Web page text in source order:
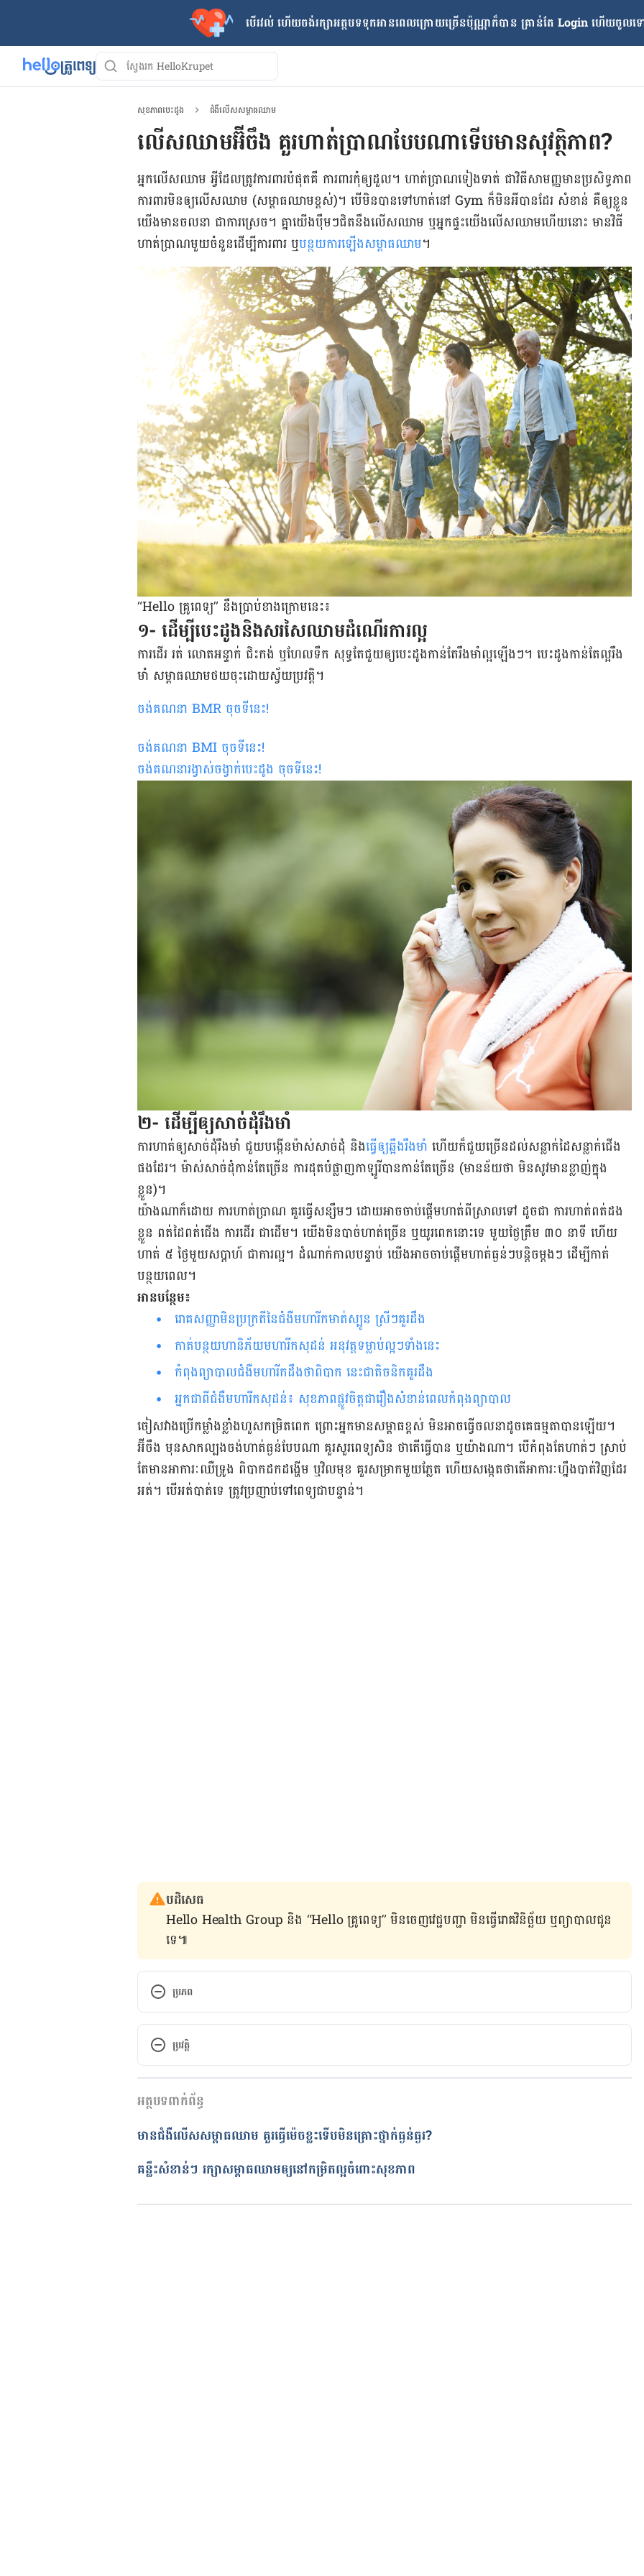
បើរវល់ ហើយចង់​រក្សាអត្ថបទទុកអានពេលក្រោយ​ច្រើនប៉ុណ្ណាក៏បាន គ្រាន់តែ​ Login ហើយចូលទ
សុខភាពបេះដូង ជំងឺលើសសម្ពាធឈាម
លើស​ឈាម​អ៊ីចឹង គួរ​ហាត់​ប្រាណ​បែប​ណា​ទើបមាន​សុវត្ថិភាព?
អ្នកលើស​ឈាម អ្វី​ដែល​ត្រូវ​ការពារ​បំផុត​គឺ ការពារ​កុំ​ឲ្យ​ដួល។ ហាត់​ប្រាណ​ទៀង​ទាត់ ជា​វិធី​សាមញ្ញ​មាន​ប្រសិទ្ធ​ភាព​
ការពារ​មិន​ឲ្យ​លើស​ឈាម (សម្ពាធ​ឈាម​ខ្ពស់)។ បើ​មិន​បាន​ទៅ​ហាត់​នៅ Gym ក៏​មិន​អី​បាន​ដែរ សំខាន់ គឺ​ឲ្យ​ខ្លួន​
យើង​មាន​ចលនា ជា​ការ​ស្រេច។ គ្នាយើង​ប៉ឹមៗ​ជិត​នឹង​លើស​ឈាម ឬ​អ្នក​ផ្ទះ​យើង​លើស​ឈាម​ហើយ​នោះ មាន​វិធី​
ហាត់​ប្រាណ​មួយ​ចំនួន​ដើម្បី​ការពារ ឬ​បន្ថយ​ការ​ឡើង​សម្ពាធ​ឈាម។
“Hello គ្រូពេទ្យ” នឹង​ប្រាប់​ខាង​ក្រោម​នេះ៖
១- ដើម្បីបេះដូងនិងសរសៃឈាមដំណើរការល្អ
ការ​ដើរ រត់ លោត​អន្ទាក់ ជិះ​កង់ ឬ​ហែល​ទឹក សុទ្ធ​តែ​ជួយ​ឲ្យ​បេះដូង​កាន់​តែ​រឹងមាំ​ល្អ​ឡើងៗ។ បេះដូង​កាន់​តែ​ល្អ​រឹង​
មាំ សម្ពាធ​ឈាម​ថយ​ចុះ​ដោយ​ស្វ័យ​ប្រវត្តិ។
ចង់គណនា BMR ចុចទីនេះ!
ចង់គណនា BMI ចុចទីនេះ!
ចង់គណនារង្វាស់ចង្វាក់បេះដូង ចុចទីនេះ!
២- ដើម្បីឲ្យសាច់ដុំរឹងមាំ
ការ​ហាត់​ឲ្យ​សាច់​ដុំ​រឹងមាំ ជួយ​បង្កើន​ម៉ាស់​សាច់​ដុំ និង​ធ្វើ​ឲ្យ​ឆ្អឹង​រឹងមាំ​ ហើយ​ក៏​ជួយ​ច្រើន​ដល់​សន្លាក់​ដៃ​សន្លាក់​ជើង​
ផង​ដែរ។ ម៉ាស់​សាច់ដុំ​កាន់​តែ​ច្រើន ការ​ដុត​បំផ្លាញ​កាឡូរី​បាន​កាន់​តែ​ច្រើន (មាន​ន័យ​ថា មិន​សូវ​មាន​ខ្លាញ់​ក្នុង​
ខ្លួន)។
យ៉ាង​ណា​ក៏​ដោយ ការ​ហាត់​ប្រាណ គួរ​ធ្វើ​សន្សឹមៗ ដោយ​អាច​ចាប់​ផ្ដើម​ហាត់​ពី​ស្រាល​ទៅ ដូចជា ការ​ហាត់​ពត់​ដង​
ខ្លួន ពត់​ដៃ​ពត់​ជើង ការ​ដើរ ជាដើម។ យើង​មិន​បាច់​ហាត់​ច្រើន ឬ​យូរ​ពេក​នោះ​ទេ មួយ​ថ្ងៃ​ត្រឹម ៣០ នាទី ហើយ​
ហាត់ ៥ ថ្ងៃ​មួយ​សប្ដាហ៍ ជា​ការ​ល្អ។ ដំណាក់​កាល​បន្ទាប់ យើង​អាច​ចាប់​ផ្ដើម​ហាត់​ធ្ងន់ៗ​បន្តិច​ម្ដងៗ ដើម្បី​កាត់​
បន្ថយ​ពេល។
អានបន្ថែម៖
រោគសញ្ញា​មិន​ប្រក្រតី​នៃជំងឺ​មហារីក​មាត់​ស្បូន​ ស្រី​ៗ​គួរ​ដឹង​​​​​​​​​​​​​​​​​​​​​​​​​​​​​​​​​​​​​​​​​​​​​​​​​​​​​​​​​​​​​​​​​​​​
កាត់​បន្ថយ​ហានិភ័យ​មហារីក​សុដន់​ អនុវត្តទម្លាប់ល្អ​ៗទាំង​នេះ
កំពុង​ព្យាបាលជំងឺមហារីកដឹងថាពិបាក នេះជាតិចនិកគួរដឹង
អ្នកជាពីជំងឺមហារីក​សុដន់​​​​​​​​​​​​​​​​​​​​​​​​​​​​​​​​​​​​​​​​​​​​​​​​​​​​​​​​​​​​​​​​​​​​​​៖ សុខភាពផ្លូវចិត្តជា​រឿងសំខាន់​ពេលកំពុងព្យាបាល
ចៀស​វាង​ប្រើ​កម្លាំង​ខ្លាំង​ហួស​កម្រិត​ពេក ព្រោះ​អ្នក​មាន​សម្ពាធ​ខ្ពស់ មិន​អាច​ធ្វើ​ចលនា​ដូច​គេ​ធម្មតា​បាន​ឡើយ។
អ៊ីចឹង មុន​សាក​ល្បង​ចង់​ហាត់​ធ្ងន់​បែប​ណា គួរ​សួរ​ពេទ្យ​សិន ថា​តើ​ធ្វើ​បាន ឬ​យ៉ាង​ណា។ បើ​កំពុង​តែ​ហាត់ៗ ស្រាប់​
តែ​មាន​អាការៈ​ឈឺ​ទ្រូង ពិបាក​ដក​ដង្ហើម ឬ​វិល​មុខ គួរ​សម្រាក​មួយ​ភ្លែត ហើយ​សង្កេត​ថា​តើ​អាការៈ​ហ្នឹង​បាត់​វិញ​ដែរ​
អត់។ បើ​អត់​បាត់​ទេ ត្រូវ​ប្រញាប់​ទៅ​ពេទ្យ​ជា​បន្ទាន់។
បដិសេធ
Hello Health Group និង “Hello គ្រូពេទ្យ” មិន​ចេញ​វេជ្ជបញ្ជា មិន​ធ្វើ​រោគវិនិច្ឆ័យ ឬ​ព្យាបាល​ជូន​
ទេ៕
ប្រភព
Exercise: A drug-free approach to lowering high blood pressure,
https://www.mayoclinic.org/diseases-conditions/high-blood-pressure/in-depth/high-
blood-pressure/art-20045206
How Exercise Helps Lower Blood Pressure and 8 Activities To Try,
https://health.clevelandclinic.org/exercises-to-lower-blood-pressure/
Exercise, physical activity and your blood pressure,
https://www.bloodpressureuk.org/your-blood-pressure/how-to-lower-your-blood-
pressure/healthy-living/exercise-physical-activity/
ប្រវត្តិ
កំណែ​ប្រែបច្ចុប្បន្ន
13/06/2022
អត្ថបទ​ដោយ
យ៉ានណែត ដាញែល
ត្រួតពិនិត្យដោយ វេជ្ជ. ចាន់ ស៊ីណេត
បច្ចុប្បន្នភាពដោយ៖
អត្ថបទពាក់ព័ន្ធ
មានជំងឺលើសសម្ពាធឈាម គួរធ្វើម៉េចខ្លះទើបមិនគ្រោះថ្នាក់ធ្ងន់ធ្ងរ?
គន្លឹះសំខាន់ៗ ​រក្សា​សម្ពាធឈាម​ឲ្យ​នៅ​កម្រិត​ល្អចំពោះសុខភាព